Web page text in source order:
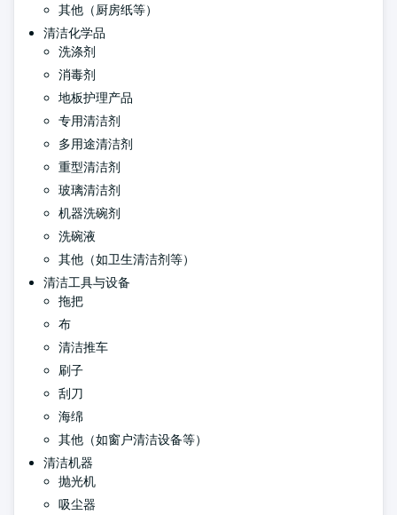
其他（厨房纸等）
清洁化学品
洗涤剂
消毒剂
地板护理产品
专用清洁剂
多用途清洁剂
重型清洁剂
玻璃清洁剂
机器洗碗剂
洗碗液
其他（如卫生清洁剂等）
清洁工具与设备
拖把
布
清洁推车
刷子
刮刀
海绵
其他（如窗户清洁设备等）
清洁机器
抛光机
吸尘器